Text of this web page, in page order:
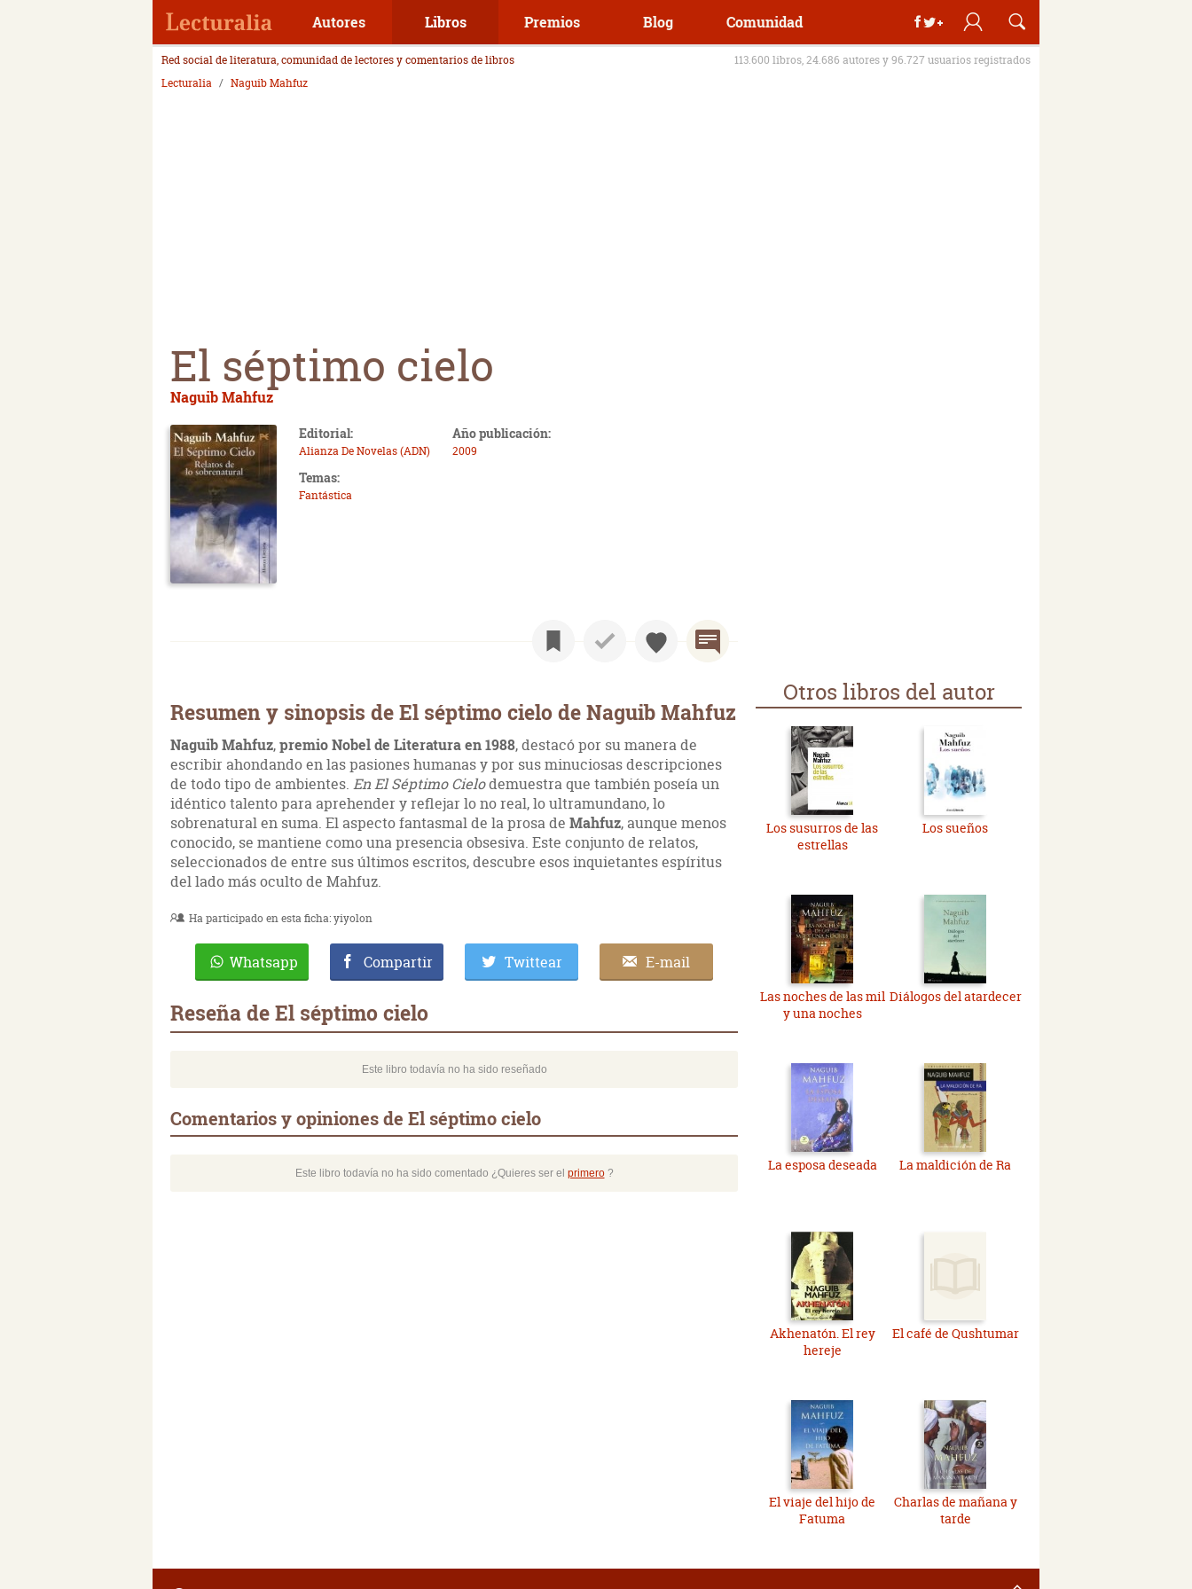
Autores Libros Premios Blog Comunidad
Red social de literatura, comunidad de lectores y comentarios de libros
113.600 libros, 24.686 autores y 96.727 usuarios registrados
Lecturalia
Naguib Mahfuz
El séptimo cielo
Naguib Mahfuz
Editorial:
Alianza De Novelas (ADN)
Año publicación:
2009
Temas:
Fantástica
Resumen y sinopsis de El séptimo cielo de Naguib Mahfuz
Naguib Mahfuz,premio Nobel de Literatura en 1988, destacó por su manera de
escribir ahondando en las pasiones humanas y por sus minuciosas descripciones
de todo tipo de ambientes. En El Séptimo Cielodemuestra que también poseía un
idéntico talento para aprehender y reflejar lo no real, lo ultramundano, lo
sobrenatural en suma. El aspecto fantasmal de la prosa de Mahfuz, aunque menos
conocido, se mantiene como una presencia obsesiva. Este conjunto de relatos,
seleccionados de entre sus últimos escritos, descubre esos inquietantes espíritus
del lado más oculto de Mahfuz.
Ha participado en esta ficha:yiyolon
Whatsapp Compartir Twittear E-mail
Reseña de El séptimo cielo
Este libro todavía no ha sido reseñado
Comentarios y opiniones de El séptimo cielo
Este libro todavía no ha sido comentado ¿Quieres ser el primero?
Otros libros del autor
Los susurros de las
estrellas
Los sueños
Las noches de las mil
y una noches
Diálogos del atardecer
La esposa deseada La maldición de Ra
Akhenatón. El rey
hereje
El café de Qushtumar
El viaje del hijo de
Fatuma
Charlas de mañana y
tarde